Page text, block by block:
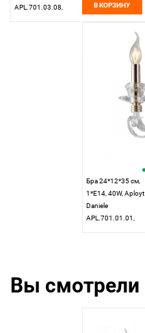
APL.701.03.08,
В КОРЗИНУ
Бра 24*12*35 см,
1*E14, 40W, Aployt
Daniele
APL.701.01.01,
Вы смотрели